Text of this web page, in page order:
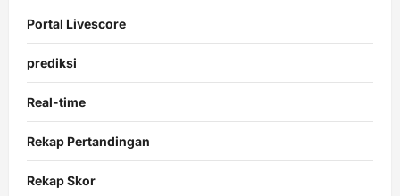
Portal Livescore
prediksi
Real-time
Rekap Pertandingan
Rekap Skor